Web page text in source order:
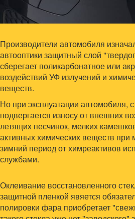
Производители автомобиля
автооптики защитный слой
сберегает поликарбонатное или
воздействий УФ излучений и
веществ.
Но при эксплуатации автомобиля,
подвергается износу от внешних
летящих песчинок, мелких
активных химических веществ при
зимний период от химреактивов
службами.
Оклеивание восстановленного
защитной пленкой явяется
полировки фара приобретает